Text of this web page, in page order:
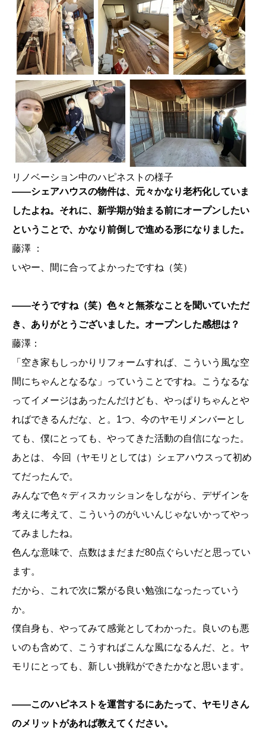
リノベーション中のハピネストの様子
——シェアハウスの物件は、元々かなり老朽化していま
したよね。それに、新学期が始まる前にオープンしたい
ということで、かなり前倒しで進める形になりました。
藤澤 ：
いやー、間に合ってよかったですね（笑）
——そうですね（笑）色々と無茶なことを聞いていただ
き、ありがとうございました。オープンした感想は？
藤澤：
「空き家もしっかりリフォームすれば、こういう風な空
間にちゃんとなるな」っていうことですね。こうなるな
ってイメージはあったんだけども、やっぱりちゃんとや
ればできるんだな、と。1つ、今のヤモリメンバーとし
ても、僕にとっても、やってきた活動の自信になった。
あとは、 今回（ヤモリとしては）シェアハウスって初め
てだったんで。
みんなで色々ディスカッションをしながら、デザインを
考えに考えて、こういうのがいいんじゃないかってやっ
てみましたね。
色んな意味で、点数はまだまだ80点ぐらいだと思ってい
ます。
だから、これで次に繋がる良い勉強になったっていう
か。
僕自身も、やってみて感覚としてわかった。良いのも悪
いのも含めて、こうすればこんな風になるんだ、と。ヤ
モリにとっても、新しい挑戦ができたかなと思います。
——このハピネストを運営するにあたって、ヤモリさん
のメリットがあれば教えてください。